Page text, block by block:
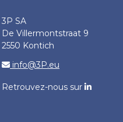
3P SA
De Villermontstraat 9
2550 Kontich
info@3P.eu
Retrouvez-nous sur